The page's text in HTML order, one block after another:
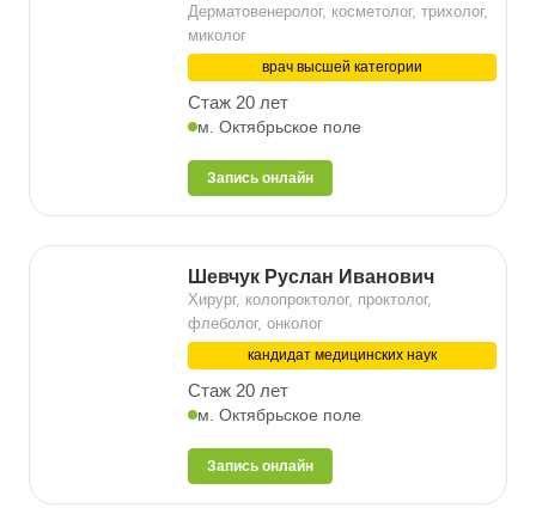
Дерматовенеролог, косметолог, трихолог,
миколог
врач высшей категории
Стаж 20 лет
м. Октябрьское поле
Запись онлайн
Шевчук Руслан Иванович
Хирург, колопроктолог, проктолог,
флеболог, онколог
кандидат медицинских наук
Стаж 20 лет
м. Октябрьское поле
Запись онлайн